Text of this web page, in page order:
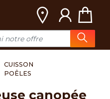
CUISSON
POÊLES